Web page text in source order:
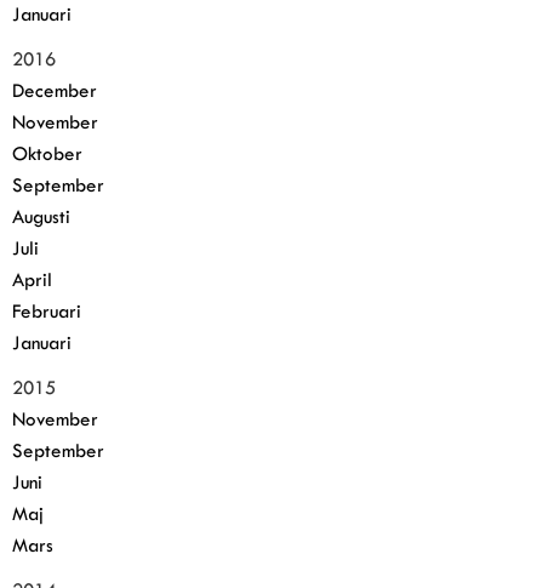
Januari
2016
December
November
Oktober
September
Augusti
Juli
April
Februari
Januari
2015
November
September
Juni
Maj
Mars